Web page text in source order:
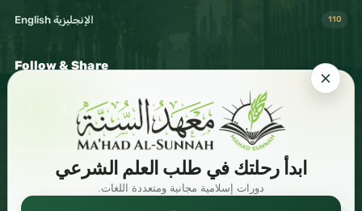
ابدأ رحلتك في طلب العلم الشرعي
دورات إسلامية مجانية ومتعددة اللغات.
English الإنجليزية 110
Follow & Share
Visit Mahad Sunnah